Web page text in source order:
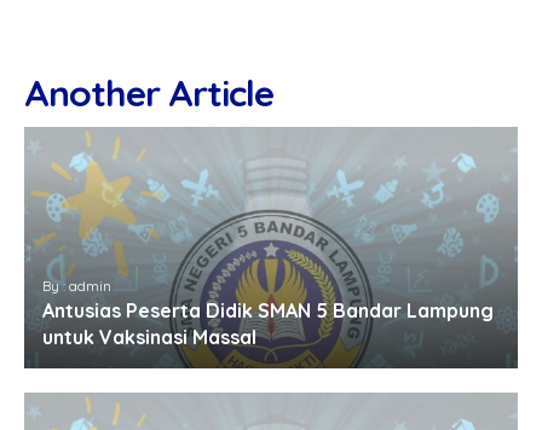
Another Article
By : admin
Antusias Peserta Didik SMAN 5 Bandar Lampung
untuk Vaksinasi Massal